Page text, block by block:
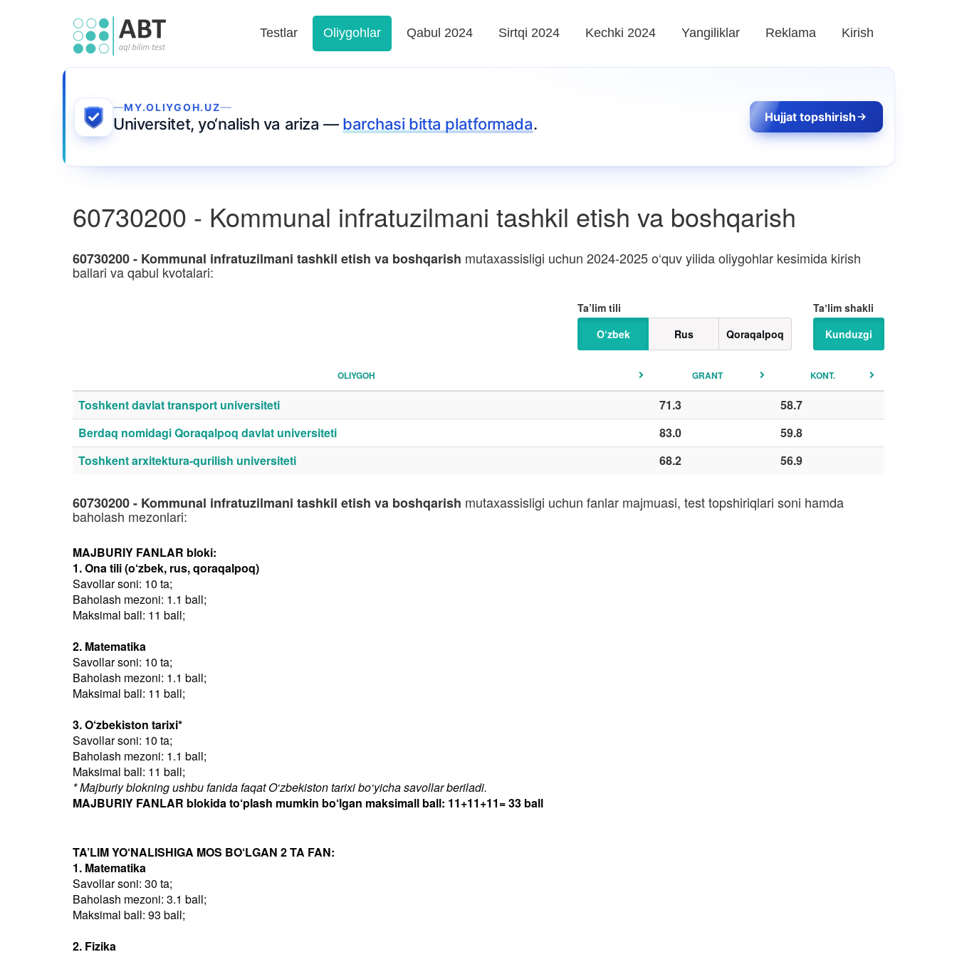
Testlar Oliygohlar Qabul 2024 Sirtqi 2024 Kechki 2024 Yangiliklar Reklama Kirish
MY.OLIYGOH.UZ
Universitet, yo‘nalish va ariza — barchasi bitta platformada. Hujjat topshirish
60730200 - Kommunal infratuzilmani tashkil etish va boshqarish
60730200 - Kommunal infratuzilmani tashkil etish va boshqarish mutaxassisligi uchun 2024-2025 o‘quv yilida oliygohlar kesimida kirish
ballari va qabul kvotalari:
Taʼlim shakli
Kunduzgi
Ta’lim tili
O‘zbek
Rus Qoraqalpoq
OLIYGOH GRANT KONT.
Toshkent davlat transport universiteti 71.3
58.7
Berdaq nomidagi Qoraqalpoq davlat universiteti
83.0
59.8
Toshkent arxitektura-qurilish universiteti
68.2 56.9
60730200 - Kommunal infratuzilmani tashkil etish va boshqarish mutaxassisligi uchun fanlar majmuasi, test topshiriqlari soni hamda
baholash mezonlari:
MAJBURIY FANLAR bloki:
1. Ona tili (o‘zbek, rus, qoraqalpoq)
Savollar soni: 10 ta;
Baholash mezoni: 1.1 ball;
Maksimal ball: 11 ball;
2. Matematika
Savollar soni: 10 ta;
Baholash mezoni: 1.1 ball;
Maksimal ball: 11 ball;
3. O‘zbekiston tarixi*
Savollar soni: 10 ta;
Baholash mezoni: 1.1 ball;
Maksimal ball: 11 ball;
* Majburiy blokning ushbu fanida faqat O‘zbekiston tarixi bo‘yicha savollar beriladi.
MAJBURIY FANLAR blokida to‘plash mumkin bo‘lgan maksimall ball: 11+11+11= 33 ball
TA’LIM YO‘NALISHIGA MOS BO‘LGAN 2 TA FAN:
1. Matematika
Savollar soni: 30 ta;
Baholash mezoni: 3.1 ball;
Maksimal ball: 93 ball;
2. Fizika